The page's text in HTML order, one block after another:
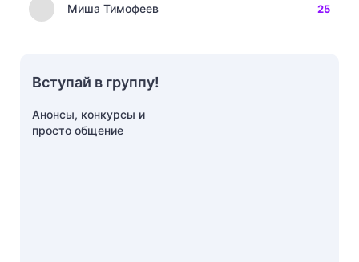
Миша Тимофеев 25
Вступай в группу!
Анонсы, конкурсы и
просто общение